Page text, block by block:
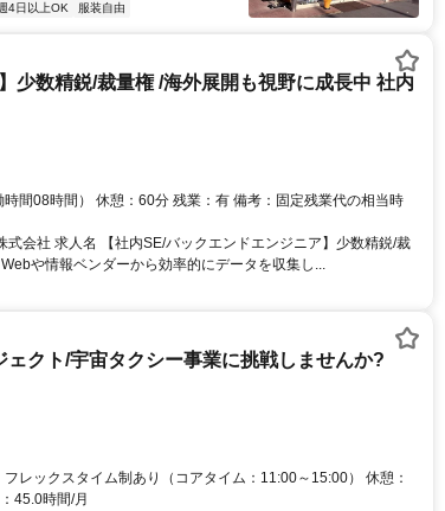
4日以上OK 服装自由
少数精鋭/裁量権 /海外展開も視野に成長中 社内
間08時間） 休憩：60分 残業：有 備考：固定残業代の相当時
会社 求人名 【社内SE/バックエンドエンジニア】少数精鋭/裁
や情報ベンダーから効率的にデータを収集し...
ェクト/宇宙タクシー事業に挑戦しませんか?
レックスタイム制あり（コアタイム：11:00～15:00） 休憩：
45.0時間/月